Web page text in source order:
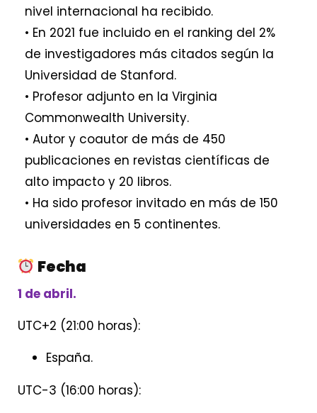
nivel internacional ha recibido.
• En 2021 fue incluido en el ranking del 2%
de investigadores más citados según la
Universidad de Stanford.
• Profesor adjunto en la Virginia
Commonwealth University.
• Autor y coautor de más de 450
publicaciones en revistas científicas de
alto impacto y 20 libros.
• Ha sido profesor invitado en más de 150
universidades en 5 continentes.
Fecha
1 de abril.
UTC+2 (21:00 horas):
España.
UTC-3 (16:00 horas):